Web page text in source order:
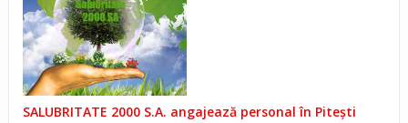
SALUBRITATE 2000 S.A. angajează personal în Pitești